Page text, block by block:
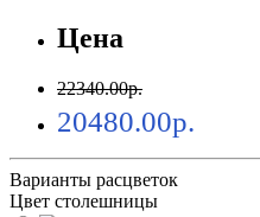
Цена
22340.00р.
20480.00р.
Варианты расцветок
Цвет столешницы